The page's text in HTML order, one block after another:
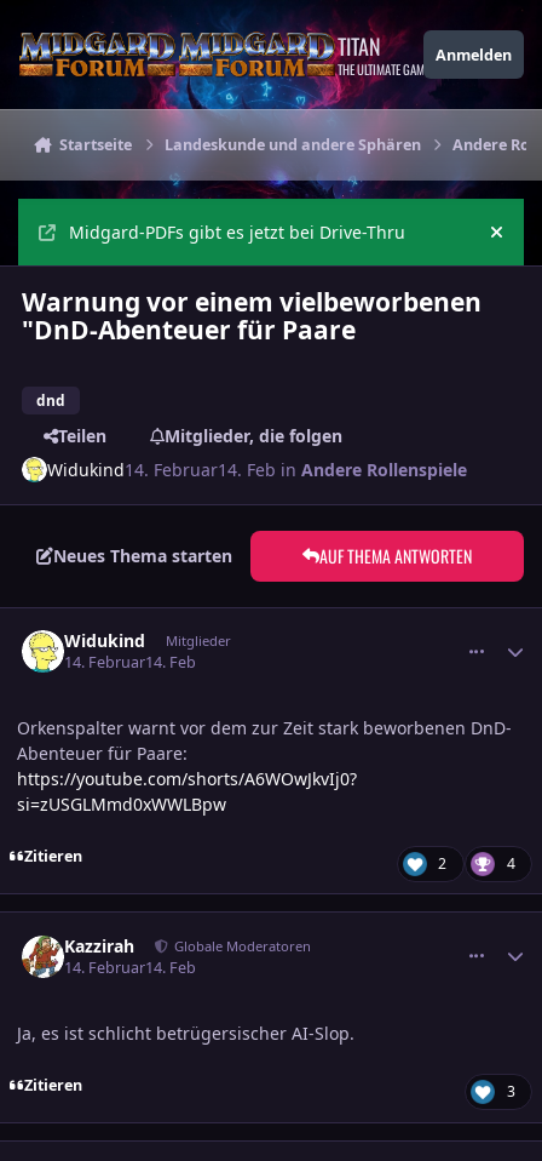
TITAN
THE ULTIMATE GAMING THEME
Anmelden
Startseite Landeskunde und andere Sphären Andere
Midgard-PDFs gibt es jetzt bei Drive-Thru
Warnung vor einem vielbeworbenen
"DnD-Abenteuer für Paare
dnd
Teilen
Mitglieder, die folgen
Widukind14. Februar14. Feb inAndere Rollenspiele
Neues Thema starten AUF THEMA ANTWORTEN
Widukind Mitglieder
14. Februar14. Feb
Orkenspalter warnt vor dem zur Zeit stark beworbenen DnD-
Abenteuer für Paare:
https://youtube.com/shorts/A6WOwJkvIj0?
si=zUSGLMmd0xWWLBpw
Zitieren 2 4
Kazzirah Globale Moderatoren
14. Februar14. Feb
Ja, es ist schlicht betrügersischer AI-Slop.
Zitieren 3